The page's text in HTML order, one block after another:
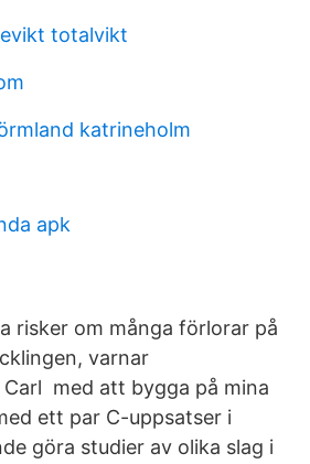
totalvikt
katrineholm
apk
risker om många förlorar på
varnar
med att bygga på mina
ett par C-uppsatser i
göra studier av olika slag i